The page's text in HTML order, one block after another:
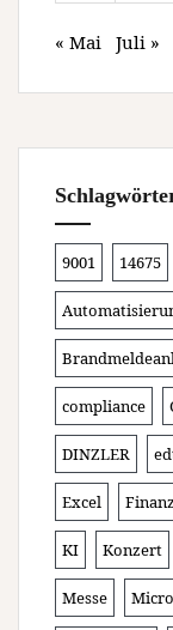
« Mai Juli »
9001 14675
compliance
DINZLER
Excel
KI Konzert
Messe